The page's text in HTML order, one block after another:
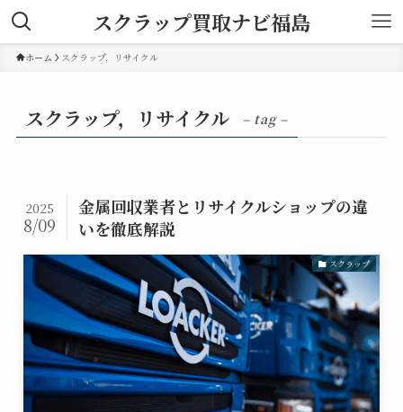
スクラップ買取ナビ福島
ホーム スクラップ，リサイクル
スクラップ，リサイクル – tag –
金属回収業者とリサイクルショップの違
いを徹底解説
2025
8/09
スクラップ